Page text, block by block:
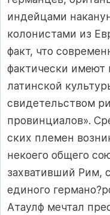
индейцами
колонистами из
факт, что
фактически имеют
латинской
свидетельством
провинциалов».
ских племен
некоего общего
захвативший Рим,
единого
Атаулф мечтал